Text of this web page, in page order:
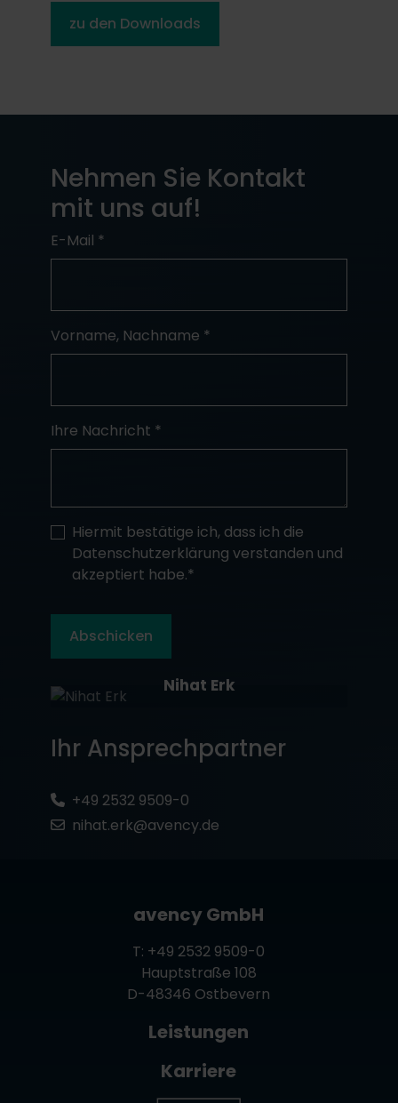
zu den Downloads
Nehmen Sie Kontakt
mit uns auf!
E-Mail *
Vorname, Nachname *
Ihre Nachricht *
Hiermit bestätige ich, dass ich die
Datenschutzerklärung verstanden und
akzeptiert habe.*
Abschicken
Nihat Erk
Ihr Ansprechpartner
+49 2532 9509-0
nihat.erk@avency.de
avency GmbH
T: +49 2532 9509-0
Hauptstraße 108
D-48346 Ostbevern
Leistungen
Karriere